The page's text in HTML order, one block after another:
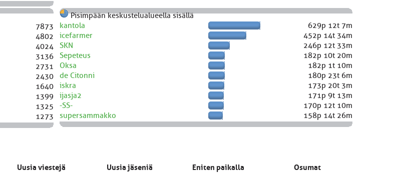
7873
4802
4024
3136
2731
2430
1640
1399
1325
1273
Pisimpään keskustelualueella sisällä
kantola
629p 12t 7m
icefarmer
452p 14t 34m
SKN
246p 12t 33m
Sepeteus
182p 10t 20m
Oksa
182p 1t 10m
de Citonni
180p 23t 6m
iskra
173p 20t 3m
ijasja2
171p 9t 13m
-SS-
170p 12t 10m
supersammakko
158p 14t 26m
Uusia viestejä Uusia jäseniä Eniten paikalla Osumat